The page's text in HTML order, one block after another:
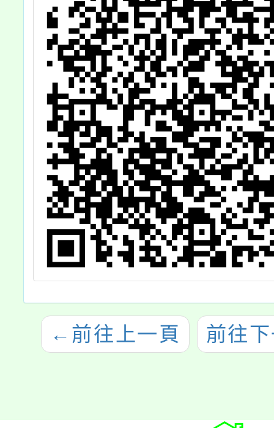
← 前往上一頁 前往